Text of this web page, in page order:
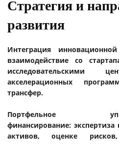
Стратегия и
развития
Интеграция
взаимодействие со
исследовательскими
акселерационных
трансфер.
Портфельное
финансирование:
активов, оценке